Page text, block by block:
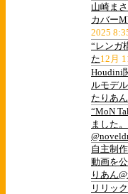
山崎ま
カバー
2025
“レンガ
た12月
Houdini
ルモデ
たりあ
“MoN
ました。
自主制
動画を
りあん
リリッ